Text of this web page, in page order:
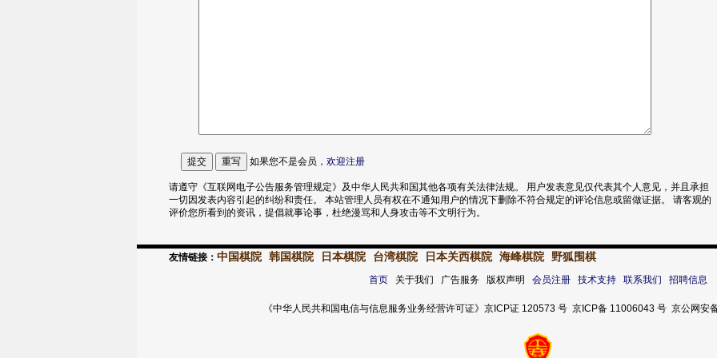
如果您不是会员， 欢迎注册
请遵守《互联网电子公告服务管理规定》及中华人民共和国其他各项有关法律法规。 用户发表意见仅代表其个人意见，并且承担
一切因发表内容引起的纠纷和责任。 本站管理人员有权在不通知用户的情况下删除不符合规定的评论信息或留做证据。 请客观的
评价您所看到的资讯，提倡就事论事，杜绝漫骂和人身攻击等不文明行为。
友情链接： 中国棋院 韩国棋院 日本棋院 台湾棋院 日本关西棋院 海峰棋院 野狐围棋
首页关于我们 广告服务 版权声明 会员注册 技术支持 联系我们 招聘信息
《中华人民共和国电信与信息服务业务经营许可证》京ICP证 120573 号 京ICP备 11006043 号 京公网安